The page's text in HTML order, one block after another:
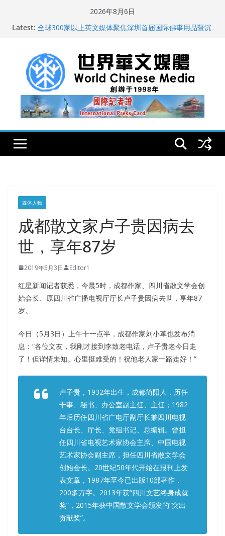
2026年8月6日
Latest: 烈讨论
世界华文大众传播媒体协会公开声明
从一杯沉香叶茶到一缕海南天香：加拿大茶艺师邓岚月
海南沉香文化考察纪行
全球新闻业正面临“代际脱钩”
媒体人物
成都散文家卢子贵因病去
世，享年87岁
2019年5月3日 Editor1
红星新闻记者获悉，今晨5时，成都作家、四川省散文学会创
始会长、原四川省广播电视厅厅长卢子贵因病去世，享年87
岁。
今日（5月3日）上午十一点半，成都作家刘小革也发布消
息：“各位文友，我刚才接到李致老电话，卢子贵老今日走
了！但详情未知。心里挺难受的！祝他老人家一路走好！”
卢子贵，1932年出生，成都简阳人，历任
干事、秘书、办公室副主任、主任；1982
年后历任四川省广电厅副厅长兼四川电视
台台长、厅长、党组书记、总编辑。曾担
任四川省电视艺术家协会主席、中国电视
艺术家协会副主席，担任四川省散文学会
创始会长。20世纪50年代开始在报刊上发
表文章，1987年至今已出版10部著作，
200多万字。2013年获“四川文艺终身成就
奖”，2015年获中国散文学会颁发的“突出
贡献奖”。